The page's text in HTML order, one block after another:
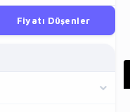
Fiyatı Düşenler